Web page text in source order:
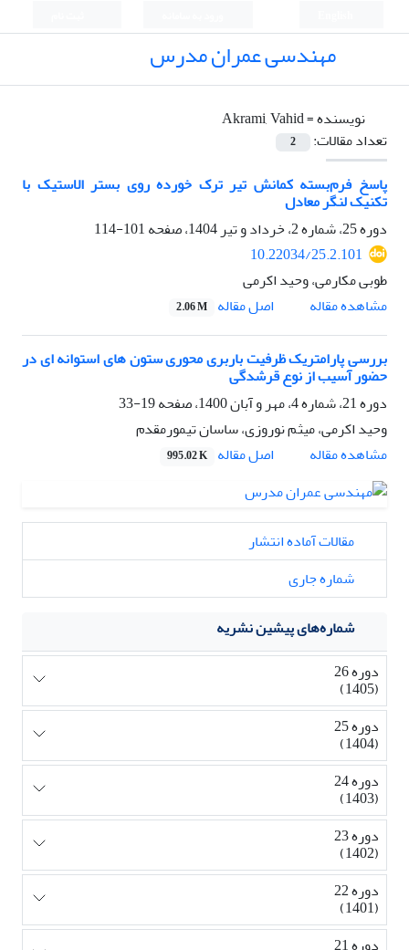
مهندسی عمران مدرس
نویسنده =Akrami, Vahid
تعداد مقالات:
2
پاسخ فرم‌بسته کمانش تیر ترک خورده روی بستر الاستیک با
تکنیک لنگر معادل
دوره 25، شماره 2، خرداد و تیر 1404، صفحه
101-114
10.22034/25.2.101
طوبی مکارمی، وحید اکرمی
مشاهده مقاله
اصل مقاله 2.06 M
بررسی پارامتریک ظرفیت باربری محوری ستون های استوانه ای در
حضور آسیب از نوع قرشدگی
دوره 21، شماره 4، مهر و آبان 1400، صفحه
19-33
وحید اکرمی، میثم نوروزی، ساسان تیمورمقدم
مشاهده مقاله
اصل مقاله 995.02 K
مقالات آماده انتشار
شماره جاری
شماره‌های پیشین نشریه
دوره 26
(1405)
دوره 25
(1404)
دوره 24
(1403)
دوره 23
(1402)
دوره 22
(1401)